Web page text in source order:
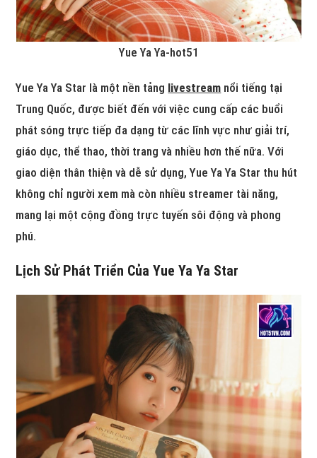
Yue Ya Ya-hot51
Yue Ya Ya Star là một nền tảng livestream nổi tiếng tại
Trung Quốc, được biết đến với việc cung cấp các buổi
phát sóng trực tiếp đa dạng từ các lĩnh vực như giải trí,
giáo dục, thể thao, thời trang và nhiều hơn thế nữa. Với
giao diện thân thiện và dễ sử dụng, Yue Ya Ya Star thu hút
không chỉ người xem mà còn nhiều streamer tài năng,
mang lại một cộng đồng trực tuyến sôi động và phong
phú.
Lịch Sử Phát Triển Của Yue Ya Ya Star